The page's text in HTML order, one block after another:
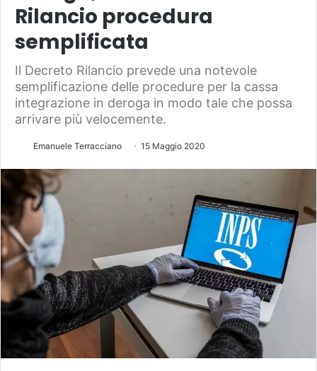
Rilancio procedura
semplificata
Il Decreto Rilancio prevede una notevole
semplificazione delle procedure per la cassa
integrazione in deroga in modo tale che possa
arrivare più velocemente.
Emanuele Terracciano 15 Maggio 2020